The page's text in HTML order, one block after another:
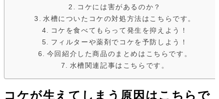
コケには害があるのか？
水槽についたコケの対処方法はこちらです。
コケを食べてもらって発生を抑えよう！
フィルターや薬剤でコケを予防しよう！
今回紹介した商品のまとめはこちらです。
水槽関連記事はこちらです。
コケが生えてしまう原因はこちらで